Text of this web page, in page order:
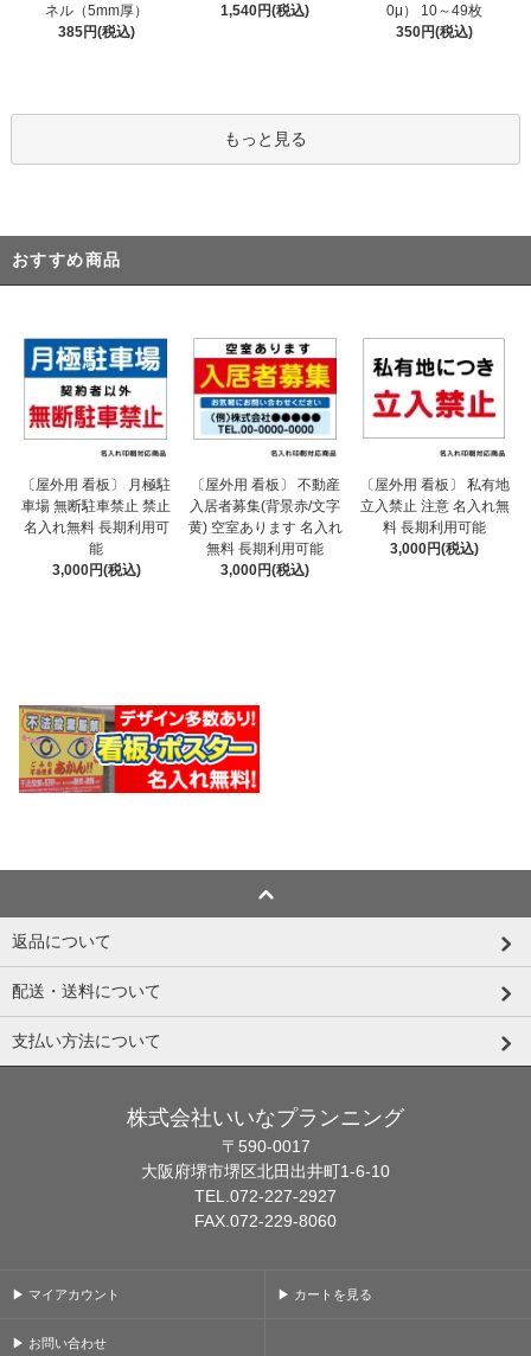
ネル（5mm厚）
385円(税込)
1,540円(税込)
0μ） 10～49枚
350円(税込)
もっと見る
おすすめ商品
〔屋外用 看板〕 月極駐
車場 無断駐車禁止 禁止
名入れ無料 長期利用可
能
3,000円(税込)
〔屋外用 看板〕 不動産
入居者募集(背景赤/文字
黄) 空室あります 名入れ
無料 長期利用可能
3,000円(税込)
〔屋外用 看板〕 私有地
立入禁止 注意 名入れ無
料 長期利用可能
3,000円(税込)
返品について
配送・送料について
支払い方法について
株式会社いいなプランニング
〒590-0017
大阪府堺市堺区北田出井町1-6-10
TEL.072-227-2927
FAX.072-229-8060
▶ マイアカウント ▶ カートを見る
▶ お問い合わせ